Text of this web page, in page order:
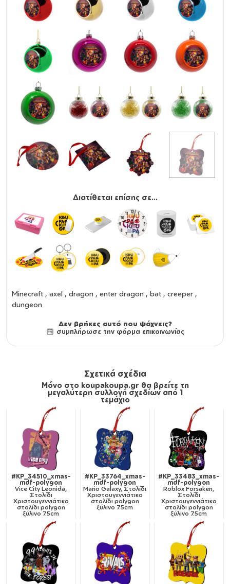
Διατίθεται επίσης σε...
Minecraft , axel , dragon , enter dragon , bat , creeper ,
dungeon
Δεν βρήκες αυτό που ψάχνεις?
συμπλήρωσε την φόρμα επικοινωνίας
Σχετικά σχέδια
Μόνο στο koupakoupa.gr θα βρείτε τη
μεγαλύτερη συλλογή σχεδίων από 1
τεμάχιο
#KP_34510_xmas-
mdf-polygon
Vice City Leonida,
Στολίδι
Χριστουγεννιάτικο
στολίδι polygon
ξύλινο 7.5cm
#KP_33764_xmas-
mdf-polygon
Mario Galaxy, Στολίδι
Χριστουγεννιάτικο
στολίδι polygon
ξύλινο 7.5cm
#KP_33483_xmas-
mdf-polygon
Roblox Forsaken,
Στολίδι
Χριστουγεννιάτικο
στολίδι polygon
ξύλινο 7.5cm